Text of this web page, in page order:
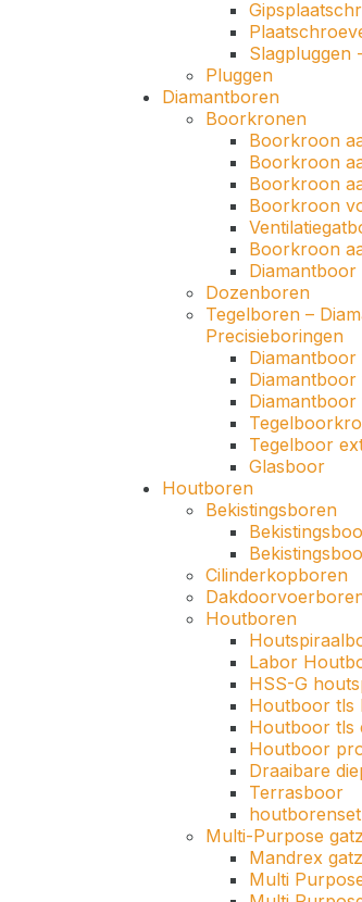
Slagpluggen
Pluggen
Diamantboren
Boorkronen
Boorkroon
Boorkroon
Boorkroon
Boorkroon
Boorkroon
Diamantboor
Dozenboren
Tegelboren –
Precisieboringen
Diamantboor
Tegelboor
Glasboor
Houtboren
Bekistingsboren
Cilinderkopboren
Houtboren
Labor
HSS-G
Houtboor tls
Houtboor tls
Houtboor
Draaibare
Terrasboor
houtborenset
Multi-Purpose
Mandrex
Multi